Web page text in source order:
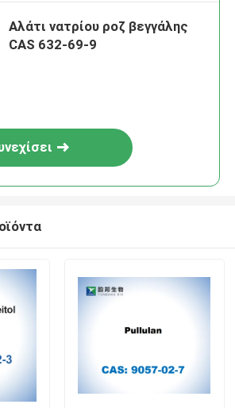
Αλάτι νατρίου ροζ βεγγάλης
CAS 632-69-9